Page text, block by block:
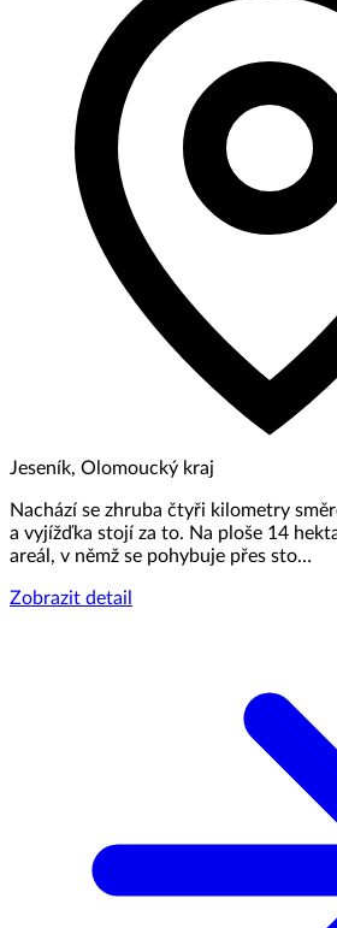
Jeseník, Olomoucký kraj
Nachází se zhruba čtyři kilometry
a vyjížďka stojí za to. Na ploše 14
areál, v němž se pohybuje přes sto…
Zobrazit detail